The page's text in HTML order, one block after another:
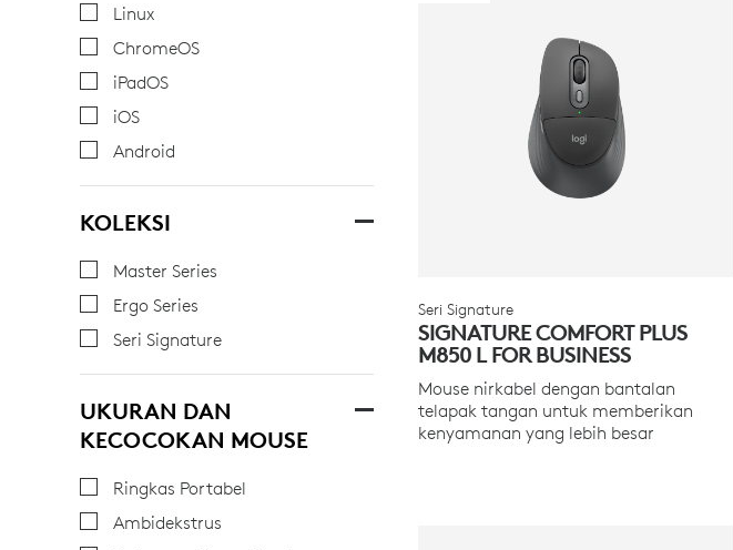
Linux
ChromeOS
iPadOS
iOS
Android
KOLEKSI
Master Series
Ergo Series
Seri Signature
UKURAN DAN
KECOCOKAN MOUSE
Ringkas Portabel
Ambidekstrus
Seri Signature
SIGNATURE COMFORT PLUS
M850 L FOR BUSINESS
Mouse nirkabel dengan bantalan
telapak tangan untuk memberikan
kenyamanan yang lebih besar